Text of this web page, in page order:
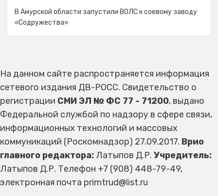
В Амурской области запустили ВОЛС к соевому заводу
«Содружества»
На данном сайте распространяется информация
сетевого издания ДВ-РОСС. Свидетельство о
регистрации СМИ ЭЛ № ФС 77 - 71200, выдано
Федеральной службой по надзору в сфере связи,
информационных технологий и массовых
коммуникаций (Роскомнадзор) 27.09.2017. Врио
главного редактора: Латыпов Д.Р. Учредитель:
Латыпов Д.Р. Телефон +7 (908) 448-79-49,
электронная почта primtrud@list.ru